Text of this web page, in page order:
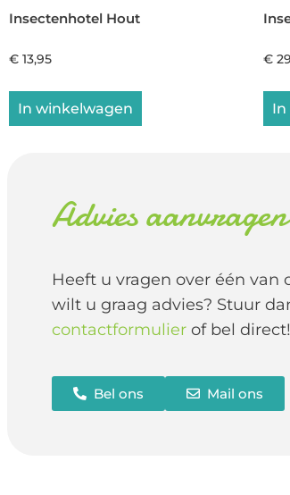
Insectenhotel Hout
€ 13,95
In winkelwagen
€
In
Advies aanvragen
Heeft u vragen over één
wilt u graag advies? Stuur
contactformulier of bel direct!
Bel ons Mail ons